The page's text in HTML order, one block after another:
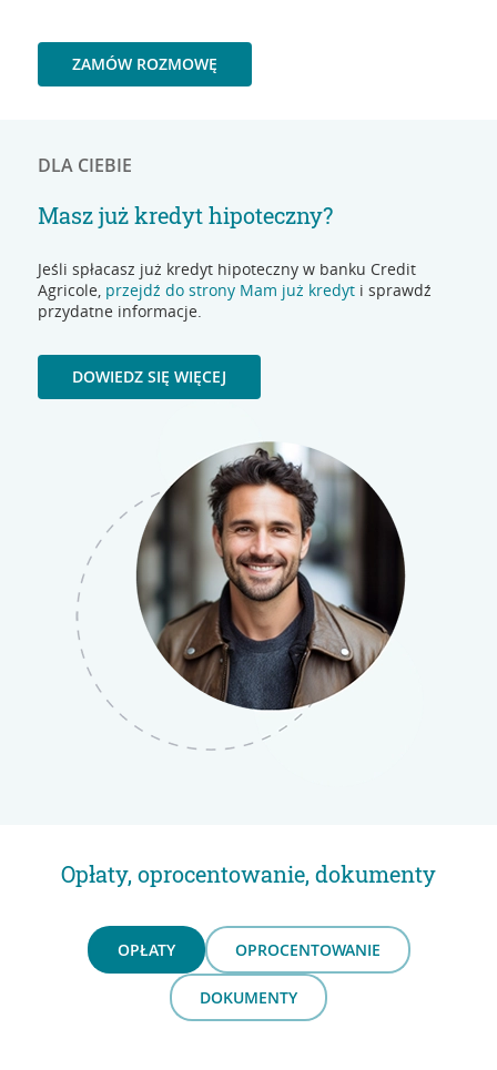
ZAMÓW ROZMOWĘ
DLA CIEBIE
Masz już kredyt hipoteczny?
Jeśli spłacasz już kredyt hipoteczny w banku Credit
Agricole, przejdź do strony Mam już kredyti sprawdź
przydatne informacje.
DOWIEDZ SIĘ WIĘCEJ
Opłaty, oprocentowanie, dokumenty
OPŁATY OPROCENTOWANIE
DOKUMENTY